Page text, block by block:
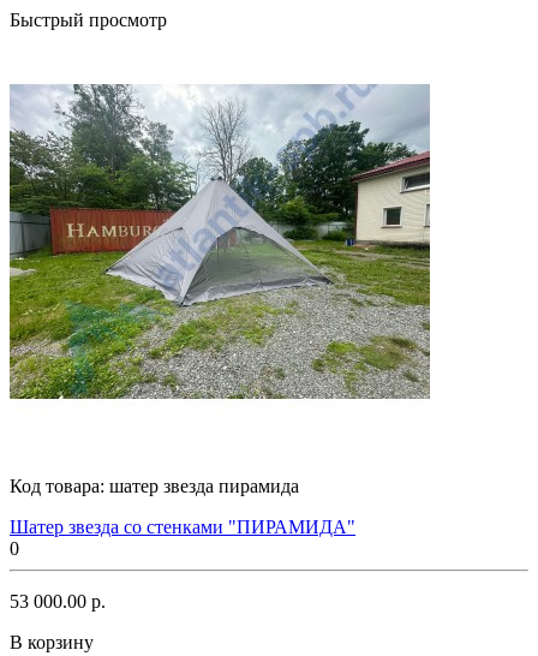
Быстрый просмотр
Код товара: шатер звезда пирамида
Шатер звезда со стенками "ПИРАМИДА"
0
53 000.00 р.
В корзину